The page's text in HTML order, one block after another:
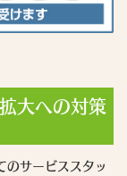
大への対策
のサービススタッ